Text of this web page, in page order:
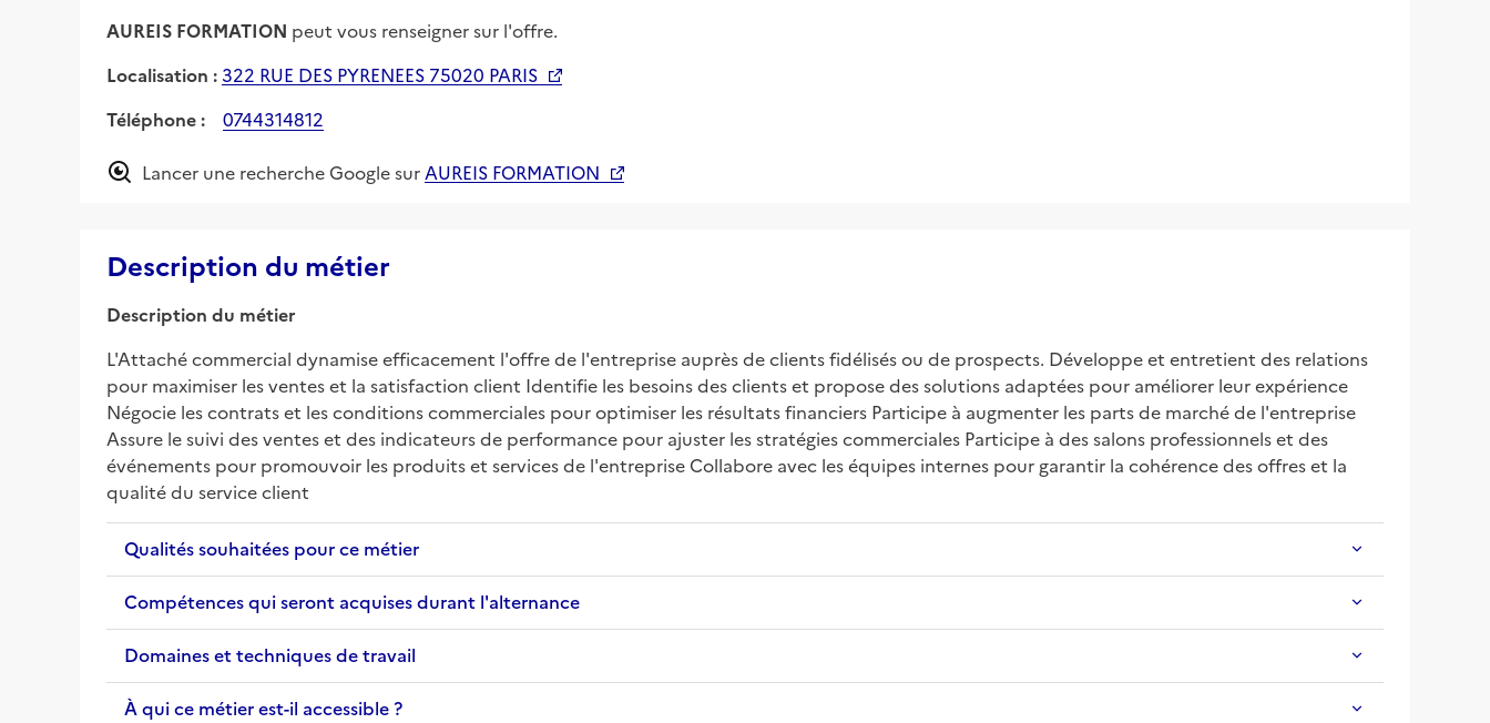
AUREIS FORMATION peut vous renseigner sur l'offre.
Localisation :322 RUE DES PYRENEES 75020 PARIS
Téléphone :
0744314812
Lancer une recherche Google sur AUREIS FORMATION
Description du métier
Description du métier
L'Attaché commercial dynamise efficacement l'offre de l'entreprise auprès de clients fidélisés ou de prospects. Développe et entretient des relations
pour maximiser les ventes et la satisfaction client Identifie les besoins des clients et propose des solutions adaptées pour améliorer leur expérience
Négocie les contrats et les conditions commerciales pour optimiser les résultats financiers Participe à augmenter les parts de marché de l'entreprise
Assure le suivi des ventes et des indicateurs de performance pour ajuster les stratégies commerciales Participe à des salons professionnels et des
événements pour promouvoir les produits et services de l'entreprise Collabore avec les équipes internes pour garantir la cohérence des offres et la
qualité du service client
Qualités souhaitées pour ce métier
Compétences qui seront acquises durant l'alternance
Domaines et techniques de travail
À qui ce métier est-il accessible ?